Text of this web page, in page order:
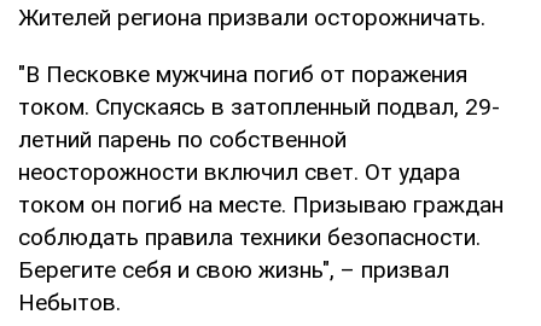
Жителей региона призвали осторожничать.
"В Песковке мужчина погиб от поражения
током. Спускаясь в затопленный подвал, 29-
летний парень по собственной
неосторожности включил свет. От удара
током он погиб на месте. Призываю граждан
соблюдать правила техники безопасности.
Берегите себя и свою жизнь", – призвал
Небытов.